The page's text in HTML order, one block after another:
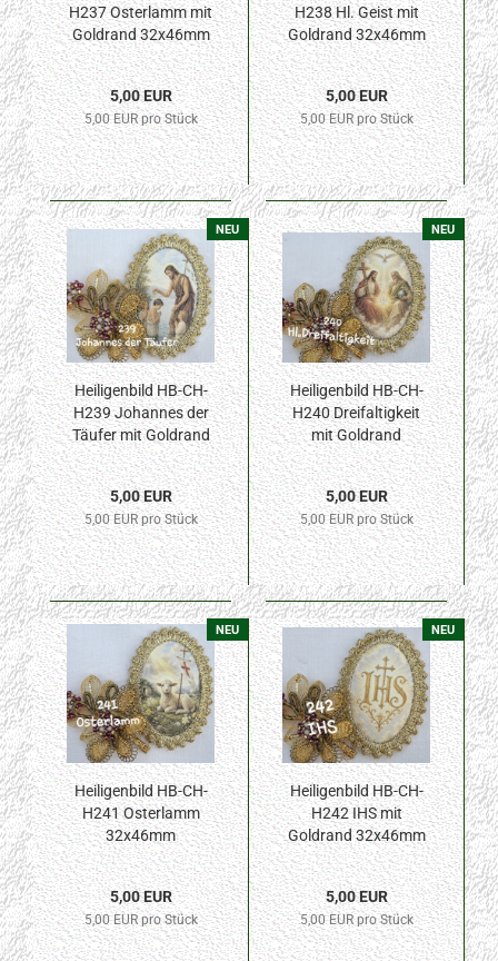
H237 Osterlamm mit
Goldrand 32x46mm
5,00 EUR
5,00 EUR pro Stück
H238 Hl. Geist mit
Goldrand 32x46mm
5,00 EUR
5,00 EUR pro Stück
NEU
Heiligenbild HB-CH-
H239 Johannes der
Täufer mit Goldrand
32x46mm
5,00 EUR
5,00 EUR pro Stück
NEU
Heiligenbild HB-CH-
H240 Dreifaltigkeit
mit Goldrand
32x46mm
5,00 EUR
5,00 EUR pro Stück
NEU
Heiligenbild HB-CH-
H241 Osterlamm
32x46mm
5,00 EUR
5,00 EUR pro Stück
NEU
Heiligenbild HB-CH-
H242 IHS mit
Goldrand 32x46mm
5,00 EUR
5,00 EUR pro Stück